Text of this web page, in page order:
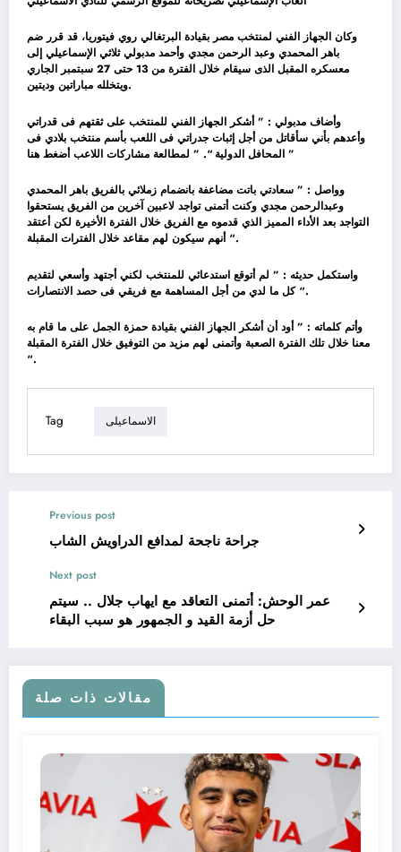
وكان الجهاز الفني لمنتخب مصر بقيادة البرتغالي روي فيتوريا، قد قرر ضم
باهر المحمدي وعبد الرحمن مجدي وأحمد مدبولي ثلاثي الإسماعيلي إلى
معسكره المقبل الذى سيقام خلال الفترة من 13 حتى 27 سبتمبر الجاري
ويتخلله مباراتين وديتين.
وأضاف مدبولي : ” أشكر الجهاز الفني للمنتخب على ثقتهم فى قدراتي
وأعدهم بأني سأقاتل من أجل إثبات جدراتي فى اللعب بأسم منتخب بلادي فى
المحافل الدولية “. ” لمطالعة مشاركات اللاعب أضغط هنا ”
وواصل : ” سعادتي باتت مضاعفة بانضمام زملائي بالفريق باهر المحمدي
وعبدالرحمن مجدي وكنت أتمنى تواجد لاعبين آخرين من الفريق يستحقوا
التواجد بعد الأداء المميز الذي قدموه مع الفريق خلال الفترة الأخيرة لكن أعتقد
أنهم سيكون لهم مقاعد خلال الفترات المقبلة “.
واستكمل حديثه : ” لم أتوقع استدعائي للمنتخب لكني أجتهد وأسعي لتقديم
كل ما لدي من أجل المساهمة مع فريقي فى حصد الانتصارات “.
وأتم كلماته : ” أود أن أشكر الجهاز الفني بقيادة حمزة الجمل على ما قام به
معنا خلال تلك الفترة الصعبة وأتمنى لهم مزيد من التوفيق خلال الفترة المقبلة
“.
Tag الاسماعيلى
Previous post
جراحة ناجحة لمدافع الدراويش الشاب
Next post
عمر الوحش: أتمنى التعاقد مع ايهاب جلال .. سيتم
مقالات ذات صلة